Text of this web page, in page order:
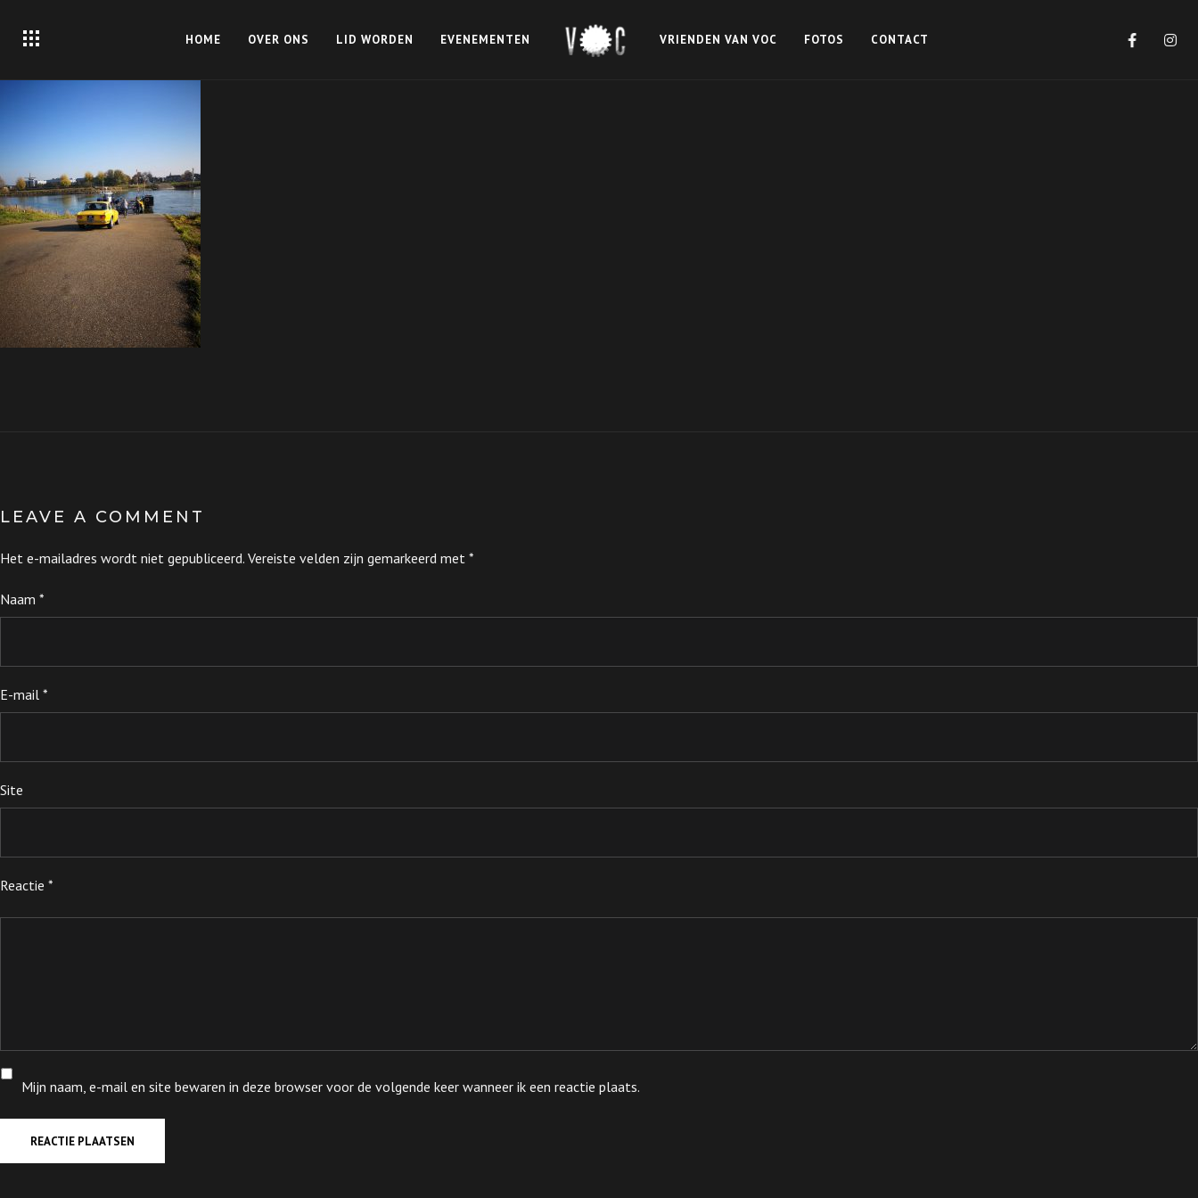
HOME OVER ONS LID WORDEN EVENEMENTEN VRIENDEN VAN VOC FOTOS CONTACT
LEAVE A COMMENT
Het e-mailadres wordt niet gepubliceerd. Vereiste velden zijn gemarkeerd met *
Naam *
E-mail *
Site
Reactie *
Mijn naam, e-mail en site bewaren in deze browser voor de volgende keer wanneer ik een reactie plaats.